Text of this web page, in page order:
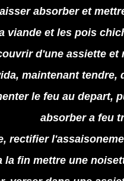
absorber et
viande et les pois
d'une assiette et
maintenant
le feu au depart,
absorber a feu
rectifier
la fin mettre une